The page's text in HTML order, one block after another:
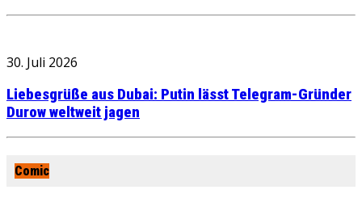
30. Juli 2026
Liebesgrüße aus Dubai: Putin lässt Telegram-Gründer
Durow weltweit jagen
Comic